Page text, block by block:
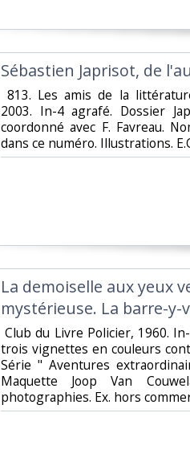
‎Sébastien Japrisot, de
813. Les amis de la
2003. In-4 agrafé. Dossier
coordonné avec F. Favreau.
dans ce numéro. Illustrations.
‎La demoiselle aux yeux
mystérieuse. La barre-y-
Club du Livre Policier, 1960.
trois vignettes en couleurs
Série " Aventures
Maquette Joop Van
photographies. Ex. hors